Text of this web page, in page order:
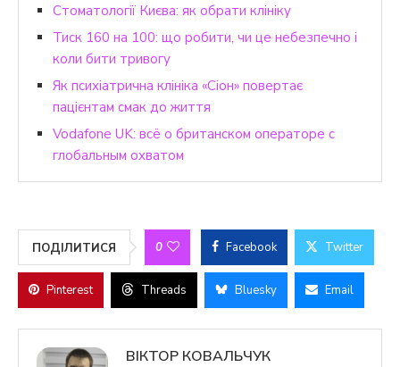
Стоматології Києва: як обрати клініку
Тиск 160 на 100: що робити, чи це небезпечно і
коли бити тривогу
Як психіатрична клініка «Сіон» повертає
пацієнтам смак до життя
Vodafone UK: всё о британском операторе с
глобальным охватом
ПОДІЛИТИСЯ 0 Facebook Twitter
Pinterest Threads Bluesky Email
ВІКТОР КОВАЛЬЧУК